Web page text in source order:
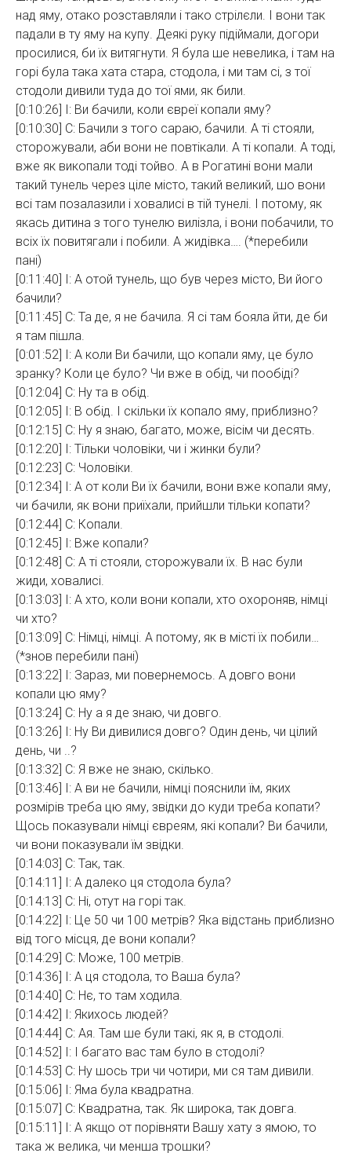
над яму, отако розставляли і тако стрілєли. І вони так
падали в ту яму на купу. Деякі руку підіймали, догори
просилися, би їх витягнути. Я була ше невелика, і там на
горі була така хата стара, стодола, і ми там сі, з тої
стодоли дивили туда до тої ями, як били.
[0:10:26] І: Ви бачили, коли євреї копали яму?
[0:10:30] С: Бачили з того сараю, бачили. А ті стояли,
сторожували, аби вони не повтікали. А ті копали. А тоді,
вже як викопали тоді тойво. А в Рогатині вони мали
такий тунель через ціле місто, такий великий, шо вони
всі там позалазили і ховалисі в тій тунелі. І потому, як
якась дитина з того тунелю вилізла, і вони побачили, то
всіх їх повитягали і побили. А жидівка…. (*перебили
пані)
[0:11:40] І: А отой тунель, що був через місто, Ви його
бачили?
[0:11:45] С: Та де, я не бачила. Я сі там бояла йти, де би
я там пішла.
[0:01:52] І: А коли Ви бачили, що копали яму, це було
зранку? Коли це було? Чи вже в обід, чи пообіді?
[0:12:04] С: Ну та в обід.
[0:12:05] І: В обід. І скільки їх копало яму, приблизно?
[0:12:15] С: Ну я знаю, багато, може, вісім чи десять.
[0:12:20] І: Тільки чоловіки, чи і жинки були?
[0:12:23] С: Чоловіки.
[0:12:34] І: А от коли Ви їх бачили, вони вже копали яму,
чи бачили, як вони приїхали, прийшли тільки копати?
[0:12:44] С: Копали.
[0:12:45] І: Вже копали?
[0:12:48] С: А ті стояли, сторожували їх. В нас були
жиди, ховалисі.
[0:13:03] І: А хто, коли вони копали, хто охороняв, німці
чи хто?
[0:13:09] С: Німці, німці. А потому, як в місті їх побили…
(*знов перебили пані)
[0:13:22] І: Зараз, ми повернемось. А довго вони
копали цю яму?
[0:13:24] С: Ну а я де знаю, чи довго.
[0:13:26] І: Ну Ви дивилися довго? Один день, чи цілий
день, чи ..?
[0:13:32] С: Я вже не знаю, скілько.
[0:13:46] І: А ви не бачили, німці пояснили їм, яких
розмірів треба цю яму, звідки до куди треба копати?
Щось показували німці євреям, які копали? Ви бачили,
чи вони показували їм звідки.
[0:14:03] С: Так, так.
[0:14:11] І: А далеко ця стодола була?
[0:14:13] С: Ні, отут на горі так.
[0:14:22] І: Це 50 чи 100 метрів? Яка відстань приблизно
від того місця, де вони копали?
[0:14:29] С: Може, 100 метрів.
[0:14:36] І: А ця стодола, то Ваша була?
[0:14:40] С: Нє, то там ходила.
[0:14:42] І: Якихось людей?
[0:14:44] С: Ая. Там ше були такі, як я, в стодолі.
[0:14:52] І: І багато вас там було в стодолі?
[0:14:53] С: Ну шось три чи чотири, ми ся там дивили.
[0:15:06] І: Яма була квадратна.
[0:15:07] С: Квадратна, так. Як широка, так довга.
[0:15:11] І: А якщо от порівняти Вашу хату з ямою, то
така ж велика, чи менша трошки?